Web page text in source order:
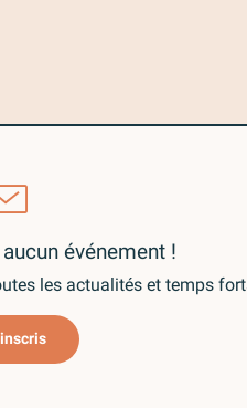
événement !
les actualités et temps